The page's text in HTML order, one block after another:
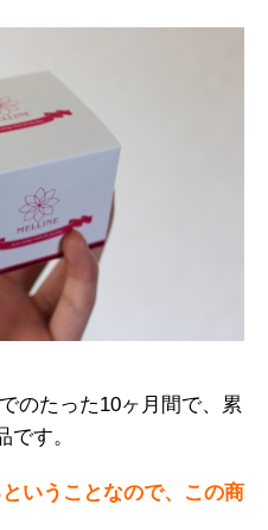
のたった10ヶ月間で、累
す。
いうことなので、この商